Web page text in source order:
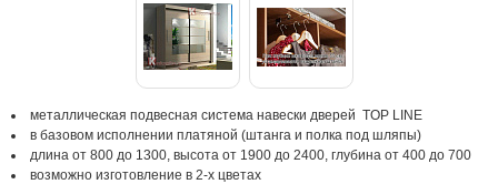
металлическая подвесная система навески дверей TOP LINE
в базовом исполнении платяной (штанга и полка под шляпы)
длина от 800 до 1300, высота от 1900 до 2400, глубина от 400 до 700
возможно изготовление в 2-х цветах